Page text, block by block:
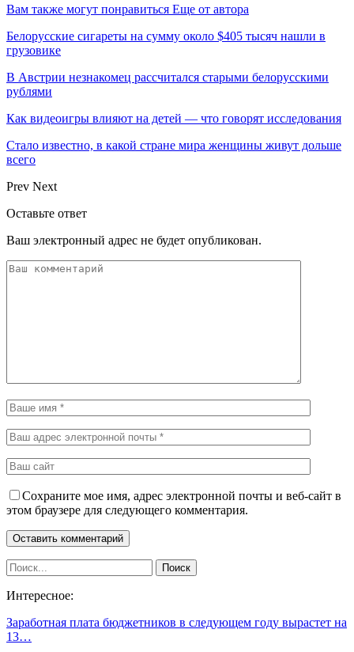
Вам также могут понравиться Еще от автора
Белорусские сигареты на сумму около $405 тысяч нашли в
грузовике
В Австрии незнакомец рассчитался старыми белорусскими
рублями
Как видеоигры влияют на детей — что говорят исследования
Стало известно, в какой стране мира женщины живут дольше
всего
Prev Next
Оставьте ответ
Ваш электронный адрес не будет опубликован.
Сохраните мое имя, адрес электронной почты и веб-сайт в
этом браузере для следующего комментария.
Интересное:
Заработная плата бюджетников в следующем году вырастет на
13…